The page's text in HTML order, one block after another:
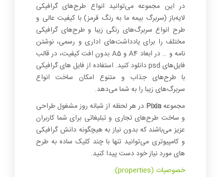
در این مجموعه می‌توانید انواع طرح‌های گرافیکی
لایه‌باز (سربرگ بیمه ما به رنگ قرمز) با کیفیت عالی و
طرح انواع سربرگ‌های رنگی زیبا و طرح‌های گرافیکی
مختلف را برای یادداشت‌های اداری و رسمی، نوشتن
نامه و … در ابعاد A4 و A5 بدون افت کیفیت، در قالب
فایل‌های psd دانلود کنید. استفاده از فایل های گرافیکی
با طرح‌های جذاب و متنوع امکان ساخت انواع
سربرگ‌های زیبا را به شما می‌دهد.
مجموعهPixia در هر لحظه از شبانه روز مشغول طراحی
و ساخت طرح‌های تجاری و تبلیغاتی برای شما کاربران
عزیز می‌باشند که بدون نیاز به هیچگونه دانش گرافیکی
و کامپیوتری می‌توانید تنها با چند کلیک ساده به طرح
های مورد نیاز خود دست پیدا کنید.
خصوصیات (properties):